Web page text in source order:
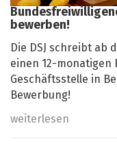
bewerben!
Die DSJ schreibt ab
einen 12-
Geschäftsstelle in
Bewerbung!
weiterlesen